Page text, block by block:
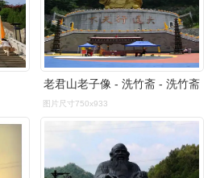
老君山老子像 - 洗竹斋 - 洗竹斋
图片尺寸750x933